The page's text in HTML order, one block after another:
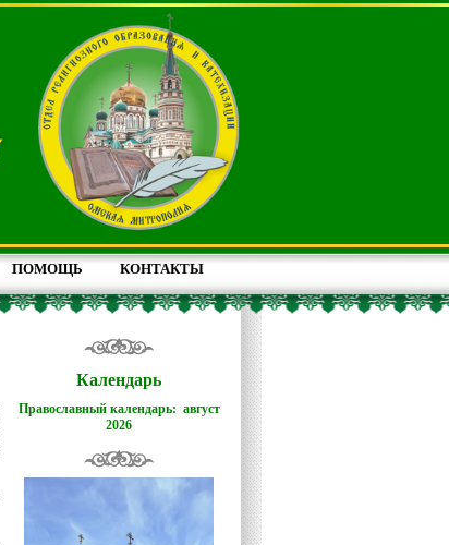
ПОМОЩЬ КОНТАКТЫ
Календарь
Православный календарь: август
2026